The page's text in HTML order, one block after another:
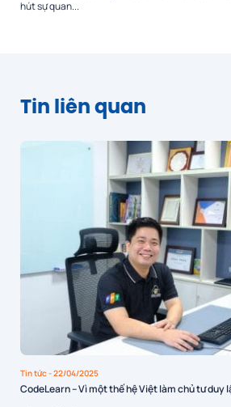
hút sự quan...
Tin liên quan
Tin tức- 22/04/2025
CodeLearn – Vì một thế hệ Việt làm chủ tư duy